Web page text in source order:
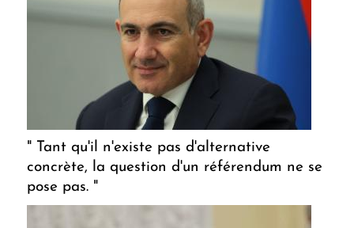
" Tant qu'il n'existe pas d'alternative
concrète, la question d'un référendum ne se
pose pas. "